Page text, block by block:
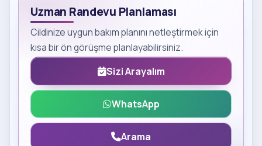
Uzman Randevu Planlaması
Cildinize uygun bakım planını netleştirmek için
kısa bir ön görüşme planlayabilirsiniz.
Sizi Arayalım
WhatsApp
Arama